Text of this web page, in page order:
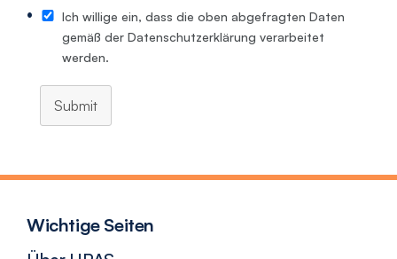
Ich willige ein, dass die oben abgefragten Daten
gemäß der Datenschutzerklärung verarbeitet
werden.
Submit
Wichtige Seiten